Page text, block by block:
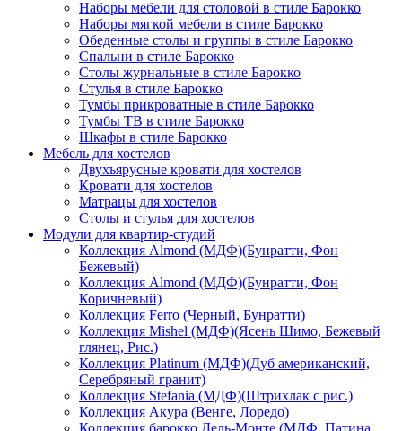
Наборы мебели для столовой в стиле Барокко
Наборы мягкой мебели в стиле Барокко
Обеденные столы и группы в стиле Барокко
Спальни в стиле Барокко
Столы журнальные в стиле Барокко
Стулья в стиле Барокко
Тумбы прикроватные в стиле Барокко
Тумбы ТВ в стиле Барокко
Шкафы в стиле Барокко
Мебель для хостелов
Двухъярусные кровати для хостелов
Кровати для хостелов
Матрацы для хостелов
Столы и стулья для хостелов
Модули для квартир-студий
Коллекция Almond (МДФ)(Бунратти, Фон
Бежевый)
Коллекция Almond (МДФ)(Бунратти, Фон
Коричневый)
Коллекция Ferro (Черный, Бунратти)
Коллекция Mishel (МДФ)(Ясень Шимо, Бежевый
глянец, Рис.)
Коллекция Platinum (МДФ)(Дуб американский,
Серебряный гранит)
Коллекция Stefania (МДФ)(Штрихлак с рис.)
Коллекция Акура (Венге, Лоредо)
Коллекция барокко Дель-Монте (МДФ, Патина,